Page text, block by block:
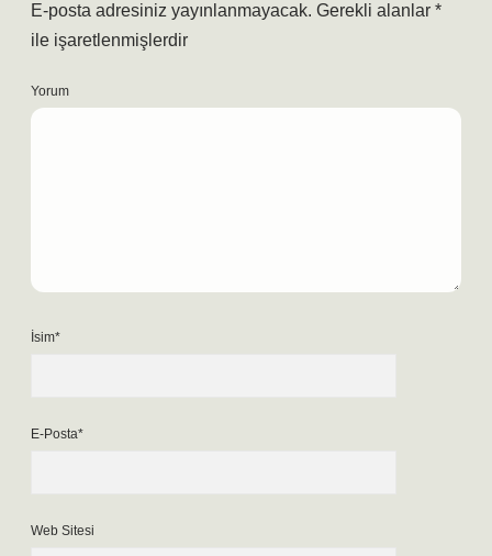
E-posta adresiniz yayınlanmayacak. Gerekli alanlar *
ile işaretlenmişlerdir
Yorum
İsim*
E-Posta*
Web Sitesi